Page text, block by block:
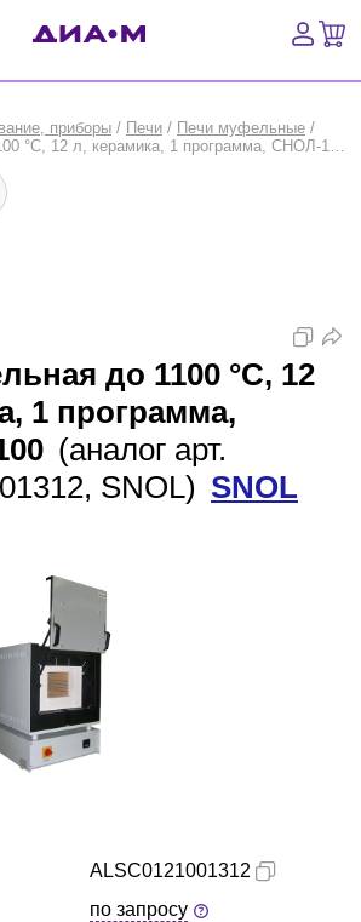
пластик, стекло
препараты, наборы
приборы / Печи / Печи муфельные /
Печь муфельная до 1100 °С, 12 л, керамика, 1 программа, СНОЛ-12/1100, SNOL
до 1100 °С, 12
1 программа,
(аналог арт.
SNOL) SNOL
ALSC0121001312
по запросу